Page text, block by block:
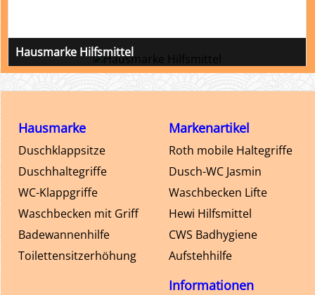
Hausmarke Hilfsmittel
Hilfsmittel unserer Hausmarke, Markenqualität zum
Markenartikel
Roth mobile Haltegriffe
Dusch-WC Jasmin
Waschbecken Lifte
Hewi Hilfsmittel
CWS Badhygiene
Aufstehhilfe
Hausmarke
Duschklappsitze
Duschhaltegriffe
WC-Klappgriffe
Waschbecken mit Griff
Badewannenhilfe
Toilettensitzerhöhung
Informationen